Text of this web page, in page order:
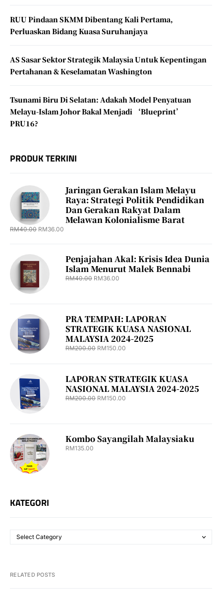
RUU Pindaan SKMM Dibentang Kali Pertama,
Perluaskan Bidang Kuasa Suruhanjaya
AS Sasar Sektor Strategik Malaysia Untuk Kepentingan
Pertahanan & Keselamatan Washington
Tsunami Biru Di Selatan: Adakah Model Penyatuan
Melayu-Islam Johor Bakal Menjadi ‘Blueprint’
PRU16?
PRODUK TERKINI
Jaringan Gerakan Islam Melayu
Raya: Strategi Politik Pendidikan
Dan Gerakan Rakyat Dalam
Melawan Kolonialisme Barat
RM40.00 RM36.00
Penjajahan Akal: Krisis Idea Dunia
Islam Menurut Malek Bennabi
RM40.00 RM36.00
PRA TEMPAH: LAPORAN
STRATEGIK KUASA NASIONAL
MALAYSIA 2024-2025
RM200.00 RM150.00
LAPORAN STRATEGIK KUASA
NASIONAL MALAYSIA 2024-2025
RM200.00 RM150.00
Kombo Sayangilah Malaysiaku
RM135.00
KATEGORI
RELATED POSTS